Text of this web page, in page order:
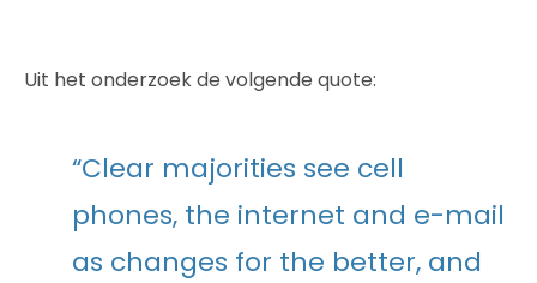
Uit het onderzoek de volgende quote:
“Clear majorities see cell
phones, the internet and e-mail
as changes for the better, and